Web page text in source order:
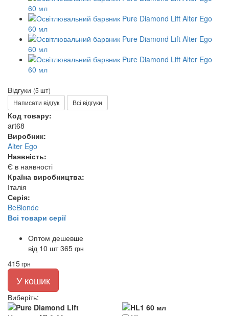
Відгуки (5 шт)
Написати відгук
Всі відгуки
Код товару:
art68
Виробник:
Alter Ego
Наявність:
Є в наявності
Країна виробництва:
Італія
Серія:
BeBlonde
Всі товари серії
Оптом дешевше
від 10 шт365 грн
415грн
У кошик
Виберіть: